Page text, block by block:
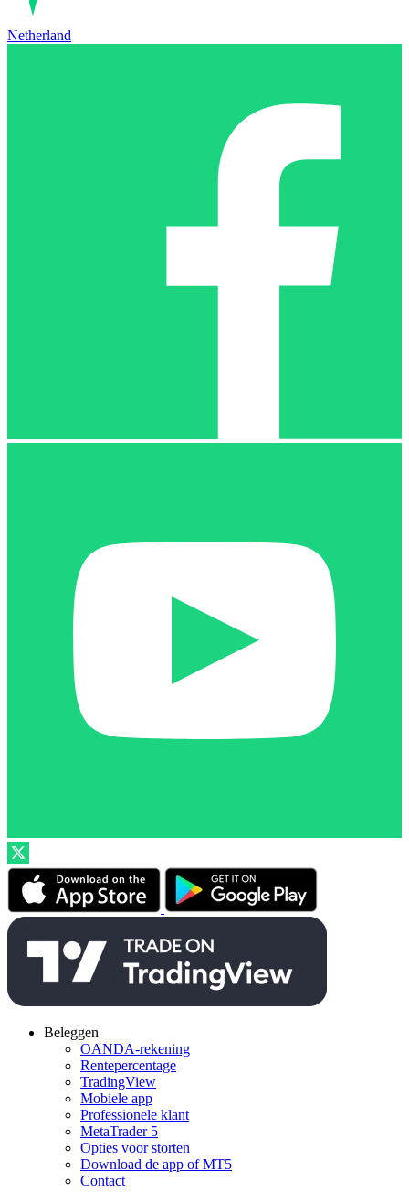
Netherland
Beleggen
OANDA-rekening
Rentepercentage
TradingView
Mobiele app
Professionele klant
MetaTrader 5
Opties voor storten
Download de app of MT5
Contact